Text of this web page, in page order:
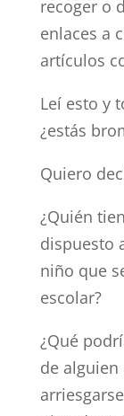
recoger o
enlaces a
artículos
Leí esto y
¿estás
Quiero
¿Quién
dispuesto
niño que
escolar?
¿Qué
de alguien